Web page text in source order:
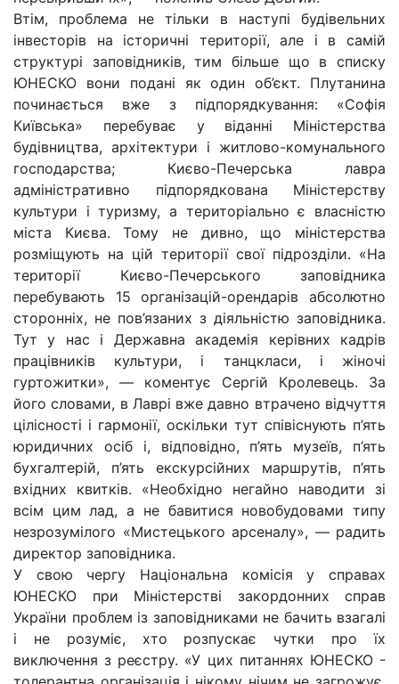
Втім, проблема не тільки в наступі будівельних
інвесторів на історичні території, але і в самій
структурі заповідників, тим більше що в списку
ЮНЕСКО вони подані як один об’єкт. Плутанина
починається вже з підпорядкування: «Софія
Київська» перебуває у віданні Міністерства
будівництва, архітектури і житлово-комунального
господарства; Києво-Печерська лавра
адміністративно підпорядкована Міністерству
культури і туризму, а територіально є власністю
міста Києва. Тому не дивно, що міністерства
розміщують на цій території свої підрозділи. «На
території Києво-Печерського заповідника
перебувають 15 організацій-орендарів абсолютно
сторонніх, не пов’язаних з діяльністю заповідника.
Тут у нас і Державна академія керівних кадрів
працівників культури, і танцкласи, і жіночі
гуртожитки», — коментує Сергій Кролевець. За
його словами, в Лаврі вже давно втрачено відчуття
цілісності і гармонії, оскільки тут співіснують п’ять
юридичних осіб і, відповідно, п’ять музеїв, п’ять
бухгалтерій, п’ять екскурсійних маршрутів, п’ять
вхідних квитків. «Необхідно негайно наводити зі
всім цим лад, а не бавитися новобудовами типу
незрозумілого «Мистецького арсеналу», — радить
директор заповідника.
У свою чергу Національна комісія у справах
ЮНЕСКО при Міністерстві закордонних справ
України проблем із заповідниками не бачить взагалі
і не розуміє, хто розпускає чутки про їх
виключення з реєстру. «У цих питаннях ЮНЕСКО -